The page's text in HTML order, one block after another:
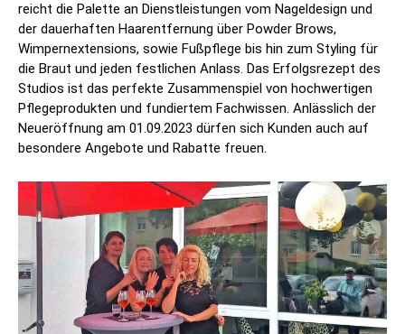
reicht die Palette an Dienstleistungen vom Nageldesign und
der dauerhaften Haarentfernung über Powder Brows,
Wimpernextensions, sowie Fußpflege bis hin zum Styling für
die Braut und jeden festlichen Anlass. Das Erfolgsrezept des
Studios ist das perfekte Zusammenspiel von hochwertigen
Pflegeprodukten und fundiertem Fachwissen. Anlässlich der
Neueröffnung am 01.09.2023 dürfen sich Kunden auch auf
besondere Angebote und Rabatte freuen.